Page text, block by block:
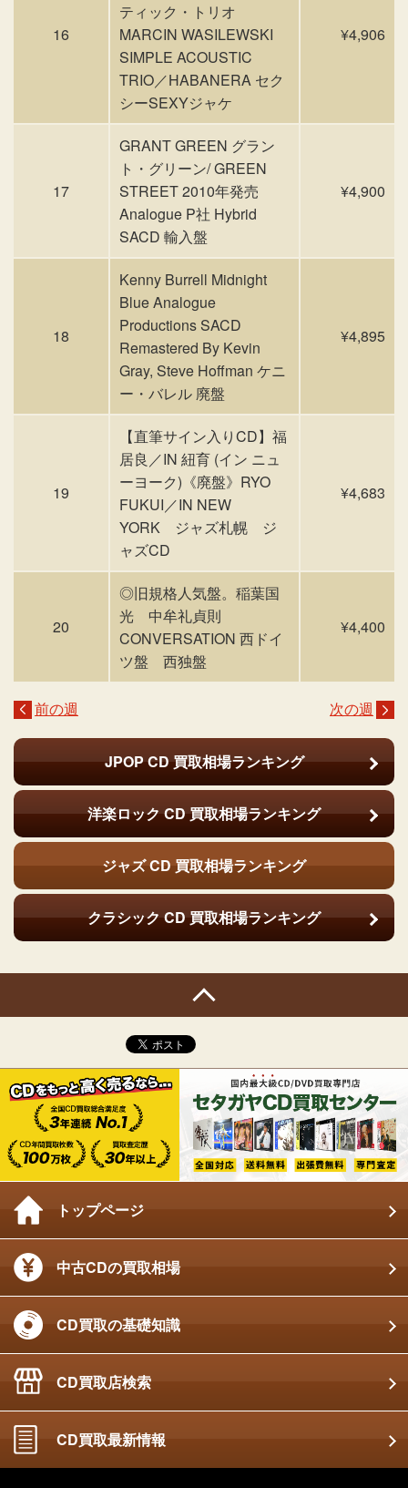
16
ティック・トリオ
MARCIN WASILEWSKI
SIMPLE ACOUSTIC
TRIO／HABANERA セク
シーSEXYジャケ
¥4,906
17
GRANT GREEN グラン
ト・グリーン/ GREEN
STREET 2010年発売
Analogue P社 Hybrid
SACD 輸入盤
¥4,900
18
Kenny Burrell Midnight
Blue Analogue
Productions SACD
Remastered By Kevin
Gray, Steve Hoffman ケニ
ー・バレル 廃盤
¥4,895
19
【直筆サイン入りCD】福
居良／IN 紐育 (イン ニュ
ーヨーク)《廃盤》RYO
FUKUI／IN NEW
YORK ジャズ札幌 ジ
ャズCD
¥4,683
20
◎旧規格人気盤。稲葉国
光 中牟礼貞則
CONVERSATION 西ドイ
ツ盤 西独盤
¥4,400
前の週 次の週
JPOP CD買取相場ランキング
洋楽ロック CD買取相場ランキング
ジャズ CD 買取相場ランキング
クラシック CD買取相場ランキング
トップページ
中古CDの買取相場
CD買取の基礎知識
CD買取店検索
CD買取最新情報